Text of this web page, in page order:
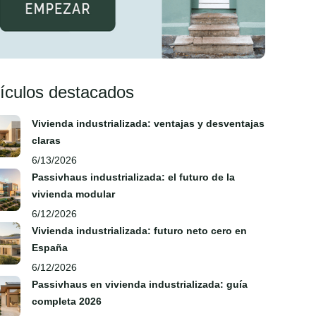
destacados
Vivienda industrializada: ventajas y desventajas
claras
6/13/2026
Passivhaus industrializada: el futuro de la
vivienda modular
6/12/2026
Vivienda industrializada: futuro neto cero en
España
6/12/2026
Passivhaus en vivienda industrializada: guía
completa 2026